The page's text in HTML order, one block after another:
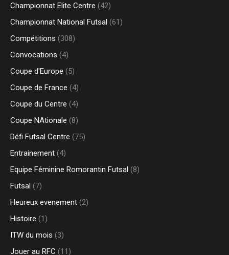
Championnat Elite Centre (42)
Championnat National Futsal (61)
Compétitions (308)
Convocations (4)
Coupe d'Europe (5)
Coupe de France (4)
Coupe du Centre (4)
Coupe NAtionale (8)
Défi Futsal Centre (75)
Entrainement (4)
Equipe Féminine Romorantin Futsal (8)
Futsal (7)
Heureux evenement (2)
Histoire (1)
ITW du mois (3)
Jouer au RFC (11)